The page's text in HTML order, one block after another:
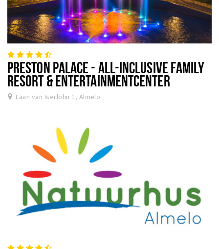
PRESTON PALACE - ALL-INCLUSIVE FAMILY
RESORT & ENTERTAINMENTCENTER
Laan van Iserlohn 1, Almelo